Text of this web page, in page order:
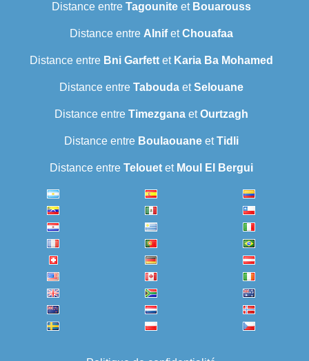
Distance entre Tagouniteet Bouarouss
Distance entre AlnifetChouafaa
Distance entre Bni Garfettet Karia Ba Mohamed
Distance entre TaboudaetSelouane
Distance entre TimezganaetOurtzagh
Distance entre BoulaouaneetTidli
Distance entre Telouetet Moul El Bergui